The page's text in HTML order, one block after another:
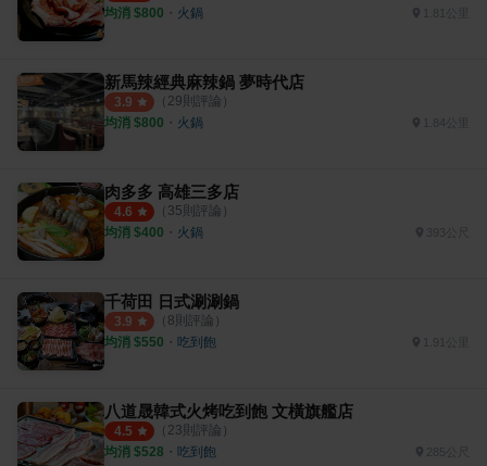
均消 $800 ・ 火鍋
新馬辣經典麻辣鍋 夢時代店
3.9 （ 29則評論）
均消 $800 ・ 火鍋 1.84公里
肉多多 高雄三多店
4.6 （ 35則評論）
均消 $400 ・ 火鍋
千荷田 日式涮涮鍋
3.9 （ 8則評論）
均消 $550 ・ 吃到飽
八道晟韓式火烤吃到飽 文橫旗艦店
4.5 （ 23則評論）
均消 $528 ・ 吃到飽 285公尺